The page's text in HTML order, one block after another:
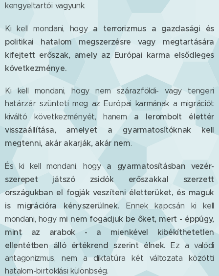
kengyeltartói vagyunk.
Ki kell mondani, hogy a terrorizmus a gazdasági és
politikai hatalom megszerzésre vagy megtartására
kifejtett erőszak, amely az Európai karma elsődleges
következménye.
Ki kell mondani, hogy nem szárazföldi- vagy tengeri
határzár szünteti meg az Európai karmának a migrációt
kiváltó következményét, hanem a lerombolt élettér
visszaállítása, amelyet a gyarmatosítóknak kell
megtenni, akár akarják, akár nem.
És ki kell mondani, hogy a gyarmatosításban vezér-
szerepet játszó zsidók erőszakkal szerzett
országukban el fogják veszíteni életterüket, és maguk
is migrációra kényszerülnek.Ennek kapcsán ki kell
mondani, hogy mi nem fogadjuk be őket, mert - éppúgy,
mint az arabok - a mienkével kibékíthetetlen
ellentétben álló értékrend szerint élnek.Ez a valódi
antagonizmus, nem a diktatúra két változata közötti
hatalom-birtoklási különbség.